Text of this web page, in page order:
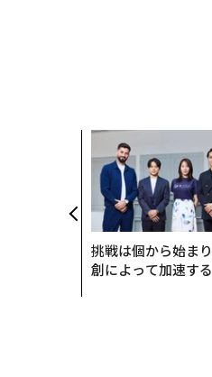
挑戦は個から始ま
創によって加速する